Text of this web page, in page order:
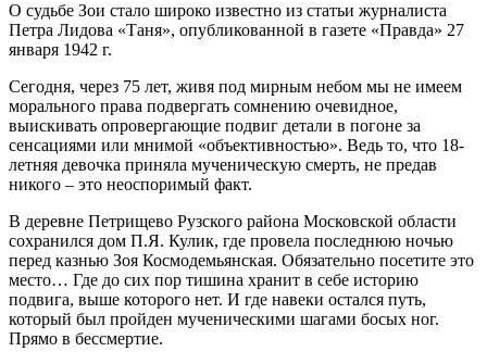
О судьбе Зои стало широко известно из статьи журналиста
Петра Лидова «Таня», опубликованной в газете «Правда» 27
января 1942 г.
Сегодня, через 75 лет, живя под мирным небом мы не имеем
морального права подвергать сомнению очевидное,
выискивать опровергающие подвиг детали в погоне за
сенсациями или мнимой «объективностью». Ведь то, что 18-
летняя девочка приняла мученическую смерть, не предав
никого – это неоспоримый факт.
В деревне Петрищево Рузского района Московской области
сохранился дом П.Я. Кулик, где провела последнюю ночью
перед казнью Зоя Космодемьянская. Обязательно посетите это
место… Где до сих пор тишина хранит в себе историю
подвига, выше которого нет. И где навеки остался путь,
который был пройден мученическими шагами босых ног.
Прямо в бессмертие.